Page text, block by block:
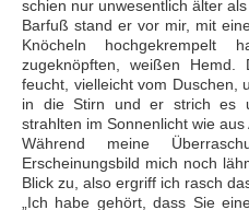
schien nur unwesentlich älter als
Barfuß stand er vor mir, mit
Knöcheln
zugeknöpften, weißen
feucht, vielleicht vom Duschen,
in die Stirn und er strich es
strahlten im Sonnenlicht wie aus
Während meine
Erscheinungsbild mich noch
Blick zu, also ergriff ich rasch
„Ich habe gehört, dass Sie